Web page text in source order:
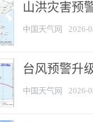
山洪灾害预
中国天气网 2026-
台风预警升
中国天气网 2026-